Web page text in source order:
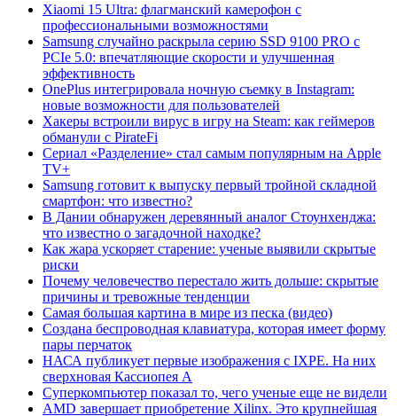
Xiaomi 15 Ultra: флагманский камерофон с
профессиональными возможностями
Samsung случайно раскрыла серию SSD 9100 PRO с
PCIe 5.0: впечатляющие скорости и улучшенная
эффективность
OnePlus интегрировала ночную съемку в Instagram:
новые возможности для пользователей
Хакеры встроили вирус в игру на Steam: как геймеров
обманули с PirateFi
Сериал «Разделение» стал самым популярным на Apple
TV+
Samsung готовит к выпуску первый тройной складной
смартфон: что известно?
В Дании обнаружен деревянный аналог Стоунхенджа:
что известно о загадочной находке?
Как жара ускоряет старение: ученые выявили скрытые
риски
Почему человечество перестало жить дольше: скрытые
причины и тревожные тенденции
Самая большая картина в мире из песка (видео)
Создана беспроводная клавиатура, которая имеет форму
пары перчаток
НАСА публикует первые изображения с IXPE. На них
сверхновая Кассиопея А
Суперкомпьютер показал то, чего ученые еще не видели
AMD завершает приобретение Xilinx. Это крупнейшая